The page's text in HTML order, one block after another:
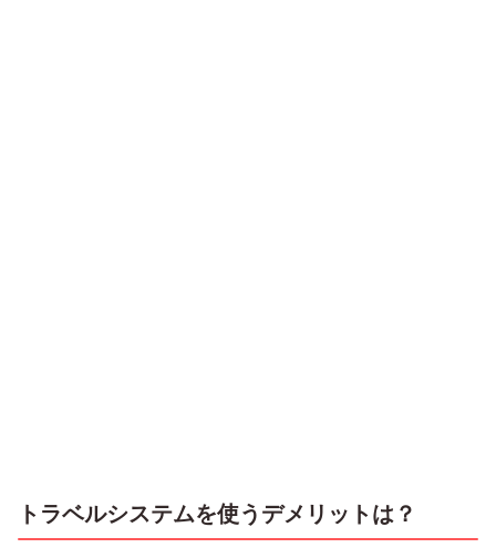
トラベルシステムを使うデメリットは？